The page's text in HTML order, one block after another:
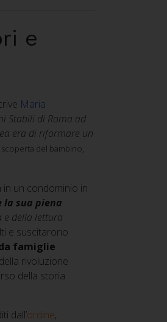
e
Maria
Stabili di Roma ad
era di riformare un
del bambino,
un condominio in
la sua piena
e della lettura
e suscitarono
famiglie
rivoluzione
della storia
dall’ordine,